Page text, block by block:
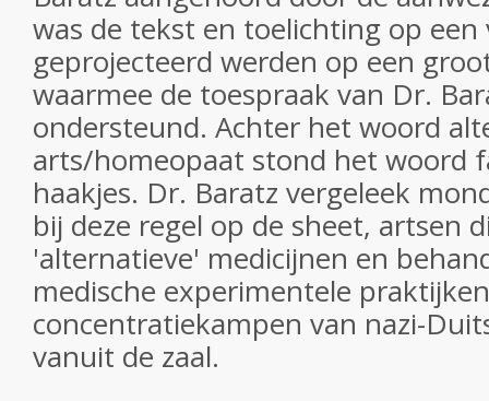
was de tekst en toelichting op een
geprojecteerd werden op een
waarmee de toespraak van Dr.
ondersteund. Achter het woord
arts/homeopaat stond het woord
haakjes. Dr. Baratz vergeleek
bij deze regel op de sheet, artsen
'alternatieve' medicijnen en
medische experimentele
concentratiekampen van nazi-
vanuit de zaal.